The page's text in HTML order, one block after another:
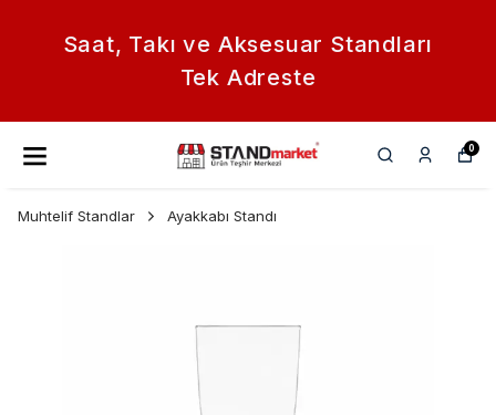
Saat, Takı ve Aksesuar Standları
Tek Adreste
0
Muhtelif Standlar Ayakkabı Standı